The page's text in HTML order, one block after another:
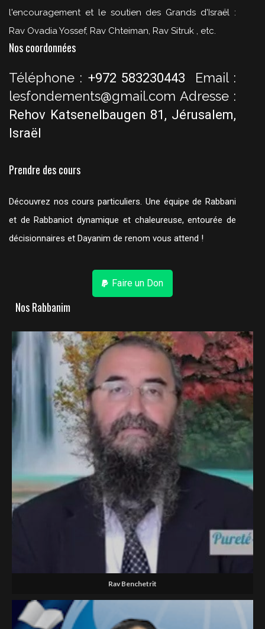
l'encouragement et le soutien des Grands d'Israël :
Rav Ovadia Yossef, Rav Chteiman, Rav Sitruk , etc.
Nos coordonnées
Téléphone : +972 583230443 Email :
lesfondements@gmail.com Adresse :
Rehov Katsenelbaugen 81, Jérusalem,
Israël
Prendre des cours
Découvrez nos cours particuliers. Une équipe de Rabbani
et de Rabbaniot dynamique et chaleureuse, entourée de
décisionnaires et Dayanim de renom vous attend !
Faire un Don
Nos Rabbanim
Rav Benchetrit